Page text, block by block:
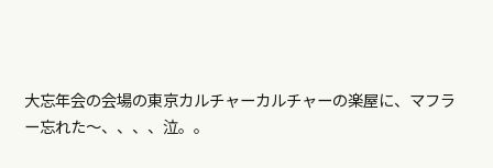
大忘年会の会場の東京カルチャーカルチャーの楽屋に、マフラ
ー忘れた～、、、、泣。。